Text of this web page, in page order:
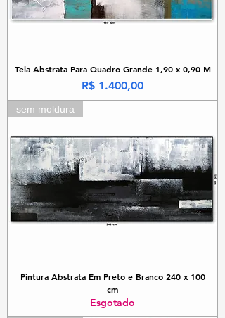
Tela Abstrata Para Quadro Grande 1,90 x 0,90 M
Preço
R$ 1.400,00
sem moldura
Pintura Abstrata Em Preto e Branco 240 x 100
cm
Esgotado